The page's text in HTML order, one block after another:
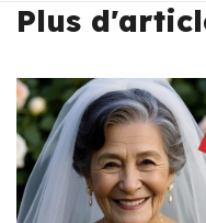
Plus